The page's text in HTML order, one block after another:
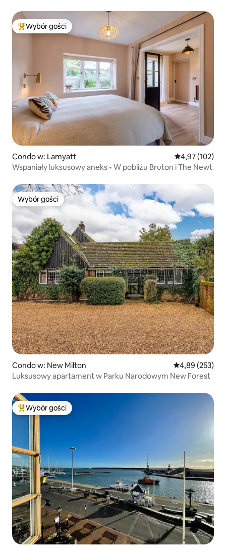
Najpopularniejsze z kategorii Wybór gości
Wybór gości
Condo w: Lamyatt Średnia
4,97 (102)
Wspaniały luksusowy aneks • W pobliżu Bruton i The Newt
Wybór gości
Wybór gości
Condo w: New Milton Średnia
4,89 (253)
Luksusowy apartament w Parku Narodowym New Forest
Najpopularniejsze z kategorii Wybór gości
Wybór gości